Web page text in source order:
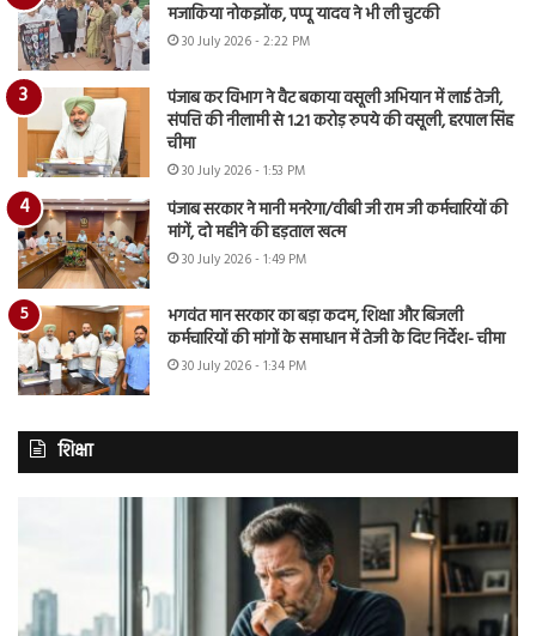
मजाकिया नोकझोंक, पप्पू यादव ने भी ली चुटकी
30 July 2026 - 2:22 PM
पंजाब कर विभाग ने वैट बकाया वसूली अभियान में लाई तेजी,
संपत्ति की नीलामी से 1.21 करोड़ रुपये की वसूली, हरपाल सिंह
चीमा
30 July 2026 - 1:53 PM
पंजाब सरकार ने मानी मनरेगा/वीबी जी राम जी कर्मचारियों की
मांगें, दो महीने की हड़ताल खत्म
30 July 2026 - 1:49 PM
भगवंत मान सरकार का बड़ा कदम, शिक्षा और बिजली
कर्मचारियों की मांगों के समाधान में तेजी के दिए निर्देश- चीमा
30 July 2026 - 1:34 PM
शिक्षा